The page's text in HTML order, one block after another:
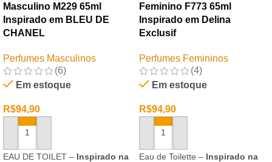
Masculino M229 65ml
Inspirado em BLEU DE
CHANEL
Perfumes Masculinos
(6)
Em estoque
R$94,90
ADICIONAR AO CARRINHO
EAU DE TOILET – Inspirado na
Feminino F773 65ml
Inspirado em Delina
Exclusif
Perfumes Femininos
(4)
Em estoque
R$94,90
ADICIONAR AO CARRINHO
Eau de Toilette – Inspirado na